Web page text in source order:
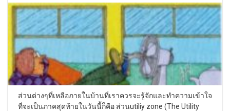
ส่วนต่างๆที่เหลือภายในบ้านที่เราควรจะรู้จักและทำความเข้าใจ
ที่จะเป็นภาคสุดท้ายในวันนี้ก็คือ ส่วนutiliy zone (The Utility